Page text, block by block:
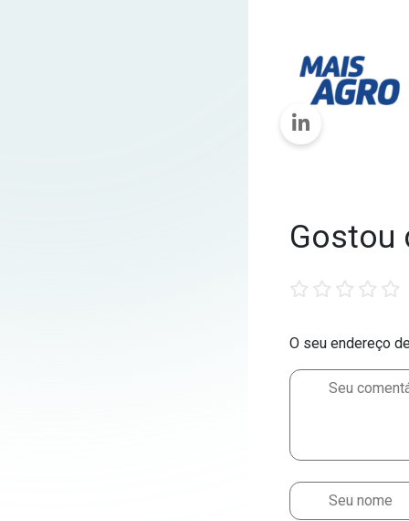
Gostou
O seu endereço
star stars stars stars stars